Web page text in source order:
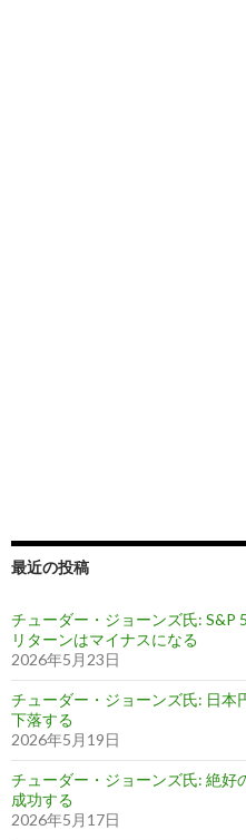
最近の投稿
チューダー・ジョーンズ氏: S&P
リターンはマイナスになる
2026年5月23日
チューダー・ジョーンズ氏: 日本
下落する
2026年5月19日
チューダー・ジョーンズ氏: 絶好
成功する
2026年5月17日